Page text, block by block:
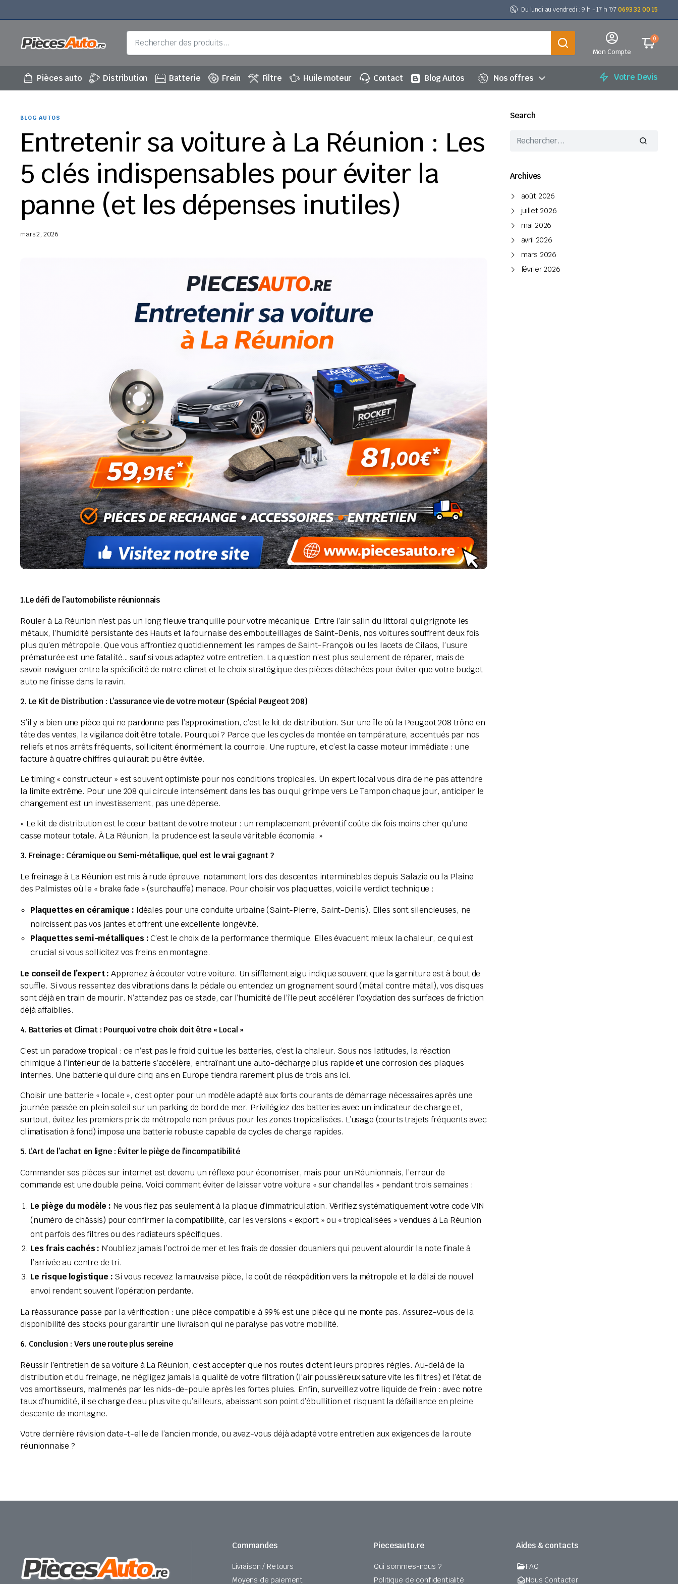
Du lundi au vendredi : 9 h - 17 h 7/70693 32 00 15
Mon Compte
0
Pièces auto Distribution Batterie Frein Filtre Huile moteur Contact Blog Autos Nos offres Votre Devis
BLOG AUTOS
Entretenir sa voiture à La Réunion : Les
5 clés indispensables pour éviter la
panne (et les dépenses inutiles)
mars 2, 2026
1.Le défi de l’automobiliste réunionnais
Rouler à La Réunion n’est pas un long fleuve tranquille pour votre mécanique. Entre l’air salin du littoral qui grignote les
métaux, l’humidité persistante des Hauts et la fournaise des embouteillages de Saint-Denis, nos voitures souffrent deux fois
plus qu’en métropole. Que vous affrontiez quotidiennement les rampes de Saint-François ou les lacets de Cilaos, l’usure
prématurée est une fatalité… sauf si vous adaptez votre entretien. La question n’est plus seulement de réparer, mais de
savoir naviguer entre la spécificité de notre climat et le choix stratégique des pièces détachées pour éviter que votre budget
auto ne finisse dans le ravin.
2. Le Kit de Distribution : L’assurance vie de votre moteur (Spécial Peugeot 208)
S’il y a bien une pièce qui ne pardonne pas l’approximation, c’est le kit de distribution. Sur une île où la Peugeot 208 trône en
tête des ventes, la vigilance doit être totale. Pourquoi ? Parce que les cycles de montée en température, accentués par nos
reliefs et nos arrêts fréquents, sollicitent énormément la courroie. Une rupture, et c’est la casse moteur immédiate : une
facture à quatre chiffres qui aurait pu être évitée.
Le timing « constructeur » est souvent optimiste pour nos conditions tropicales. Un expert local vous dira de ne pas attendre
la limite extrême. Pour une 208 qui circule intensément dans les bas ou qui grimpe vers Le Tampon chaque jour, anticiper le
changement est un investissement, pas une dépense.
« Le kit de distribution est le cœur battant de votre moteur : un remplacement préventif coûte dix fois moins cher qu’une
casse moteur totale. À La Réunion, la prudence est la seule véritable économie. »
3. Freinage : Céramique ou Semi-métallique, quel est le vrai gagnant ?
Le freinage à La Réunion est mis à rude épreuve, notamment lors des descentes interminables depuis Salazie ou la Plaine
des Palmistes où le « brake fade » (surchauffe) menace. Pour choisir vos plaquettes, voici le verdict technique :
Plaquettes en céramique : Idéales pour une conduite urbaine (Saint-Pierre, Saint-Denis). Elles sont silencieuses, ne
noircissent pas vos jantes et offrent une excellente longévité.
Plaquettes semi-métalliques :C’est le choix de la performance thermique. Elles évacuent mieux la chaleur, ce qui est
crucial si vous sollicitez vos freins en montagne.
Le conseil de l’expert : Apprenez à écouter votre voiture. Un sifflement aigu indique souvent que la garniture est à bout de
souffle. Si vous ressentez des vibrations dans la pédale ou entendez un grognement sourd (métal contre métal), vos disques
sont déjà en train de mourir. N’attendez pas ce stade, car l’humidité de l’île peut accélérer l’oxydation des surfaces de friction
déjà affaiblies.
4. Batteries et Climat : Pourquoi votre choix doit être « Local »
C’est un paradoxe tropical : ce n’est pas le froid qui tue les batteries, c’est la chaleur. Sous nos latitudes, la réaction
chimique à l’intérieur de la batterie s’accélère, entraînant une auto-décharge plus rapide et une corrosion des plaques
internes. Une batterie qui dure cinq ans en Europe tiendra rarement plus de trois ans ici.
Choisir une batterie « locale », c’est opter pour un modèle adapté aux forts courants de démarrage nécessaires après une
journée passée en plein soleil sur un parking de bord de mer. Privilégiez des batteries avec un indicateur de charge et,
surtout, évitez les premiers prix de métropole non prévus pour les zones tropicalisées. L’usage (courts trajets fréquents avec
climatisation à fond) impose une batterie robuste capable de cycles de charge rapides.
5. L’Art de l’achat en ligne : Éviter le piège de l’incompatibilité
Commander ses pièces sur internet est devenu un réflexe pour économiser, mais pour un Réunionnais, l’erreur de
commande est une double peine. Voici comment éviter de laisser votre voiture « sur chandelles » pendant trois semaines :
Le piège du modèle : Ne vous fiez pas seulement à la plaque d’immatriculation. Vérifiez systématiquement votre code VIN
(numéro de châssis) pour confirmer la compatibilité, car les versions « export » ou « tropicalisées » vendues à La Réunion
ont parfois des filtres ou des radiateurs spécifiques.
Les frais cachés : N’oubliez jamais l’octroi de mer et les frais de dossier douaniers qui peuvent alourdir la note finale à
l’arrivée au centre de tri.
Le risque logistique : Si vous recevez la mauvaise pièce, le coût de réexpédition vers la métropole et le délai de nouvel
envoi rendent souvent l’opération perdante.
La réassurance passe par la vérification : une pièce compatible à 99% est une pièce qui ne monte pas. Assurez-vous de la
disponibilité des stocks pour garantir une livraison qui ne paralyse pas votre mobilité.
6. Conclusion : Vers une route plus sereine
Réussir l’entretien de sa voiture à La Réunion, c’est accepter que nos routes dictent leurs propres règles. Au-delà de la
distribution et du freinage, ne négligez jamais la qualité de votre filtration (l’air poussiéreux sature vite les filtres) et l’état de
vos amortisseurs, malmenés par les nids-de-poule après les fortes pluies. Enfin, surveillez votre liquide de frein : avec notre
taux d’humidité, il se charge d’eau plus vite qu’ailleurs, abaissant son point d’ébullition et risquant la défaillance en pleine
descente de montagne.
Votre dernière révision date-t-elle de l’ancien monde, ou avez-vous déjà adapté votre entretien aux exigences de la route
réunionnaise ?
Search
Archives
août 2026
juillet 2026
mai 2026
avril 2026
mars 2026
février 2026
Commandes
Livraison / Retours
Moyens de paiement
Piecesauto.re
Qui sommes-nous ?
Politique de confidentialité
Aides & contacts
FAQ
Nous Contacter